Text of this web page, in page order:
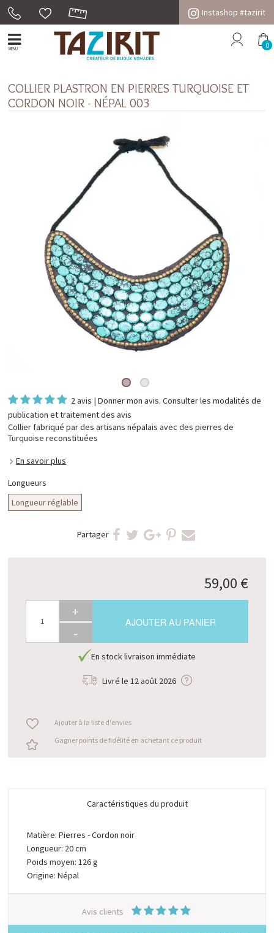
Instashop #tazirit
MENU 0
COLLIER PLASTRON EN PIERRES TURQUOISE ET
CORDON NOIR - NÉPAL 003
2 avis |Donner mon avis. Consulter lesmodalités de
publication et traitement des avis
Collier fabriqué par des artisans népalais avec des pierres de
Turquoise reconstituées
En savoir plus
Longueurs
Longueur réglable
Partager
59,00 €
+
-
AJOUTER AU PANIER
En stock livraison immédiate
Livré le 12 août 2026
Ajouter à la liste d'envies
Gagner points de fidélité en achetant ce produit
Caractéristiques du produit
Matière: Pierres - Cordon noir
Longueur: 20 cm
Poids moyen: 126 g
Origine: Népal
Avis clients